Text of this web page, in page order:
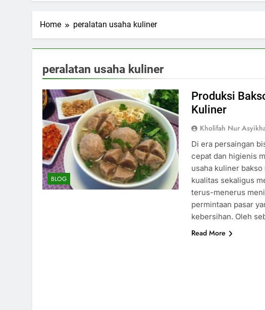
Home peralatan usaha kuliner
peralatan usaha kuliner
BLOG
Produksi
Kuliner
Kholifah Nur
Di era persaingan
cepat dan higienis
usaha kuliner
kualitas sekaligus
terus-menerus
permintaan pasar
kebersihan. Oleh
Read More